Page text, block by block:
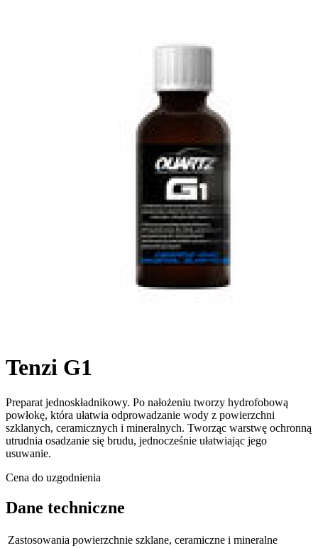
Tenzi G1
Preparat jednoskładnikowy. Po nałożeniu tworzy hydrofobową
powłokę, która ułatwia odprowadzanie wody z powierzchni
szklanych, ceramicznych i mineralnych. Tworząc warstwę ochronną
utrudnia osadzanie się brudu, jednocześnie ułatwiając jego
usuwanie.
Cena do uzgodnienia
Dane techniczne
Zastosowania powierzchnie szklane, ceramiczne i mineralne